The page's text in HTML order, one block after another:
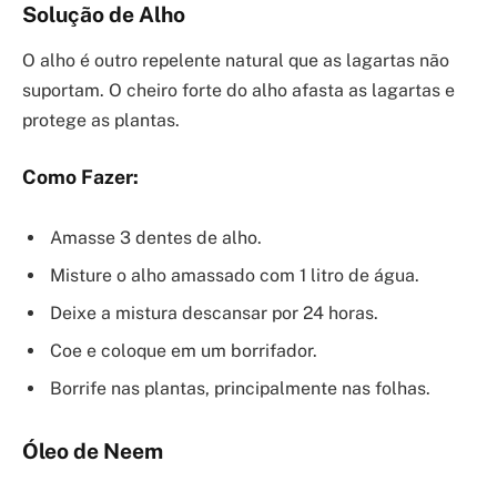
Solução de Alho
O alho é outro repelente natural que as lagartas não
suportam. O cheiro forte do alho afasta as lagartas e
protege as plantas.
Como Fazer:
Amasse 3 dentes de alho.
Misture o alho amassado com 1 litro de água.
Deixe a mistura descansar por 24 horas.
Coe e coloque em um borrifador.
Borrife nas plantas, principalmente nas folhas.
Óleo de Neem